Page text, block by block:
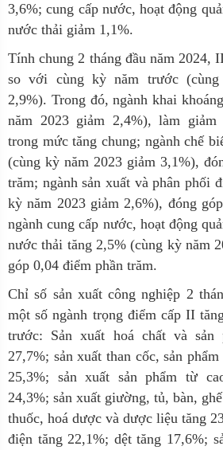
3,6%; cung cấp nước, hoạt động
nước thải giảm 1,1%.
Tính chung 2 tháng đầu năm 2024,
so với cùng kỳ năm trước (
2,9%). Trong đó, ngành khai
năm 2023 giảm 2,4%), làm
trong mức tăng chung; ngành chế
(cùng kỳ năm 2023 giảm 3,1%),
trăm; ngành sản xuất và phân phối
kỳ năm 2023 giảm 2,6%), đóng
ngành cung cấp nước, hoạt động
nước thải tăng 2,5% (cùng kỳ năm
góp 0,04 điểm phần trăm.
Chỉ số sản xuất công nghiệp 2
một số ngành trọng điểm cấp II
trước: Sản xuất hoá chất và sản
27,7%; sản xuất than cốc, sản
25,3%; sản xuất sản phẩm từ
24,3%; sản xuất giường, tủ, bàn,
thuốc, hoá dược và dược liệu tăng
điện tăng 22,1%; dệt tăng 17,6%;